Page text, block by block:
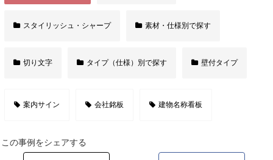
スタイリッシュ・シャープ 素材・仕様別で探す
切り文字 タイプ（仕様）別で探す 壁付タイプ
案内サイン 会社銘板 建物名称看板
この事例をシェアする